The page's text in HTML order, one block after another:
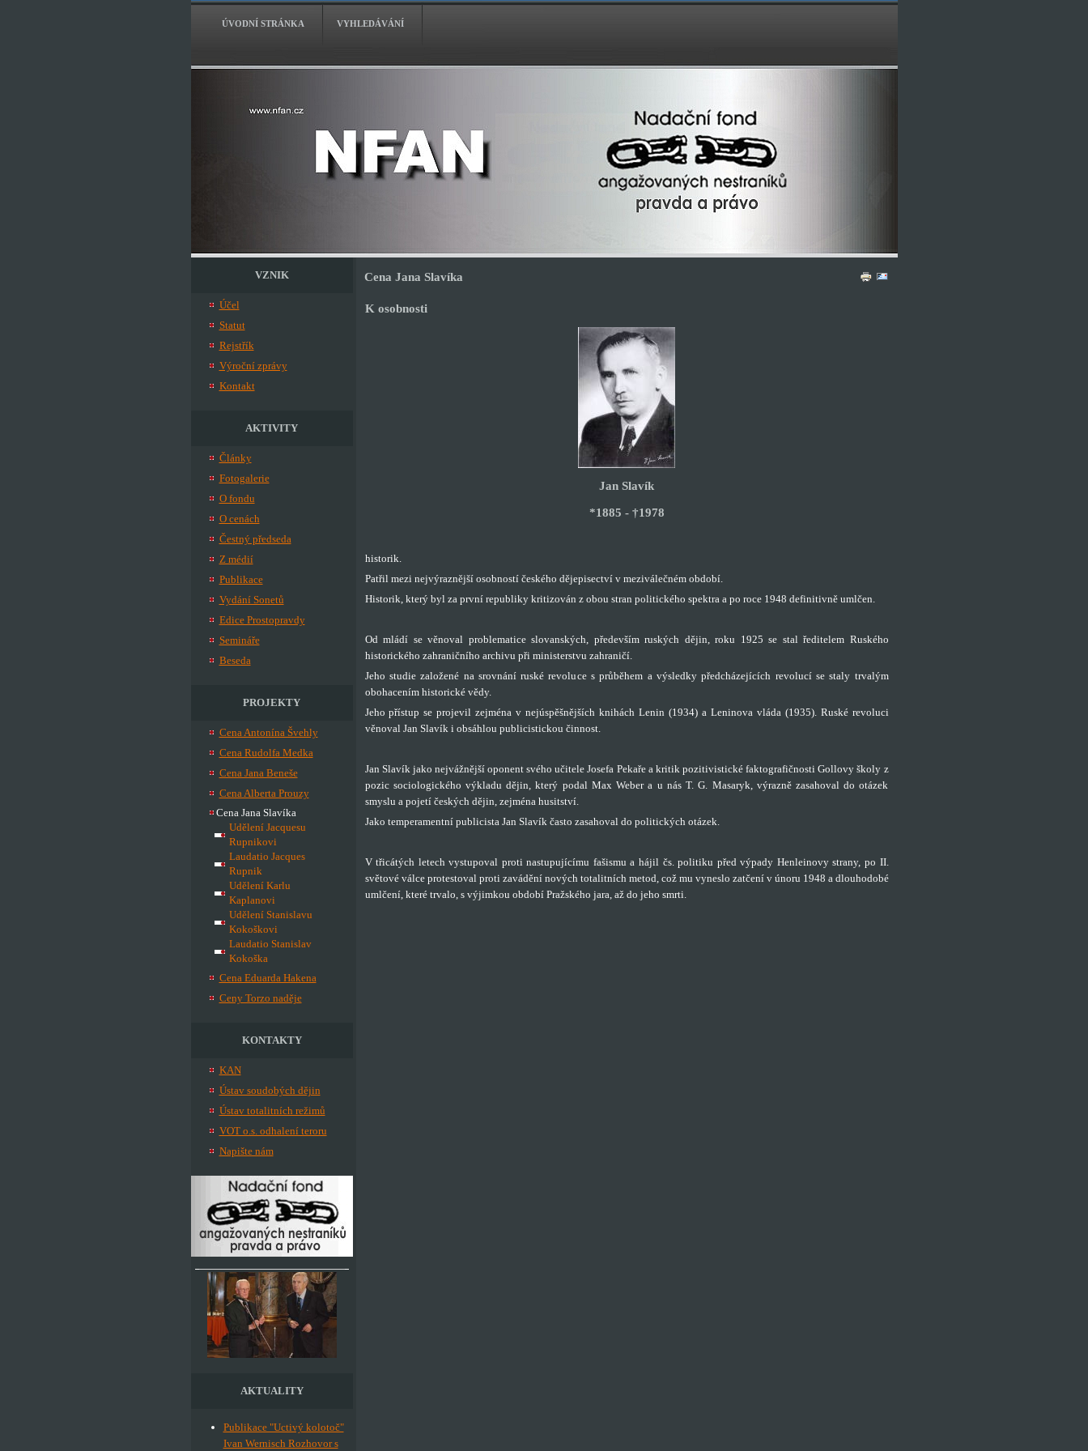
ÚVODNÍ STRÁNKA VYHLEDÁVÁNÍ
VZNIK
Účel
Statut
Rejstřík
Výroční zprávy
Kontakt
AKTIVITY
Články
Fotogalerie
O fondu
O cenách
Čestný předseda
Z médií
Publikace
Vydání Sonetů
Edice Prostopravdy
Semináře
Beseda
PROJEKTY
Cena Antonína Švehly
Cena Rudolfa Medka
Cena Jana Beneše
Cena Alberta Prouzy
Cena Jana Slavíka
Udělení Jacquesu
Rupnikovi
Laudatio Jacques
Rupnik
Udělení Karlu
Kaplanovi
Udělení Stanislavu
Kokoškovi
Laudatio Stanislav
Kokoška
Cena Eduarda Hakena
Ceny Torzo naděje
KONTAKTY
KAN
Ústav soudobých dějin
Ústav totalitních režimů
VOT o.s. odhalení teroru
Napište nám
AKTUALITY
Publikace "Uctivý kolotoč"
Ivan Wernisch Rozhovor s
Cena Jana Slavíka
K osobnosti
Jan Slavík
*1885 - †1978
historik.
Patřil mezi nejvýraznější osobností českého dějepisectví v meziválečném období.
Historik, který byl za první republiky kritizován z obou stran politického spektra a po roce 1948 definitivně umlčen.
Od mládí se věnoval problematice slovanských, především ruských dějin, roku 1925 se stal ředitelem Ruského
historického zahraničního archivu při ministerstvu zahraničí.
Jeho studie založené na srovnání ruské revoluce s průběhem a výsledky předcházejících revolucí se staly trvalým
obohacením historické vědy.
Jeho přístup se projevil zejména v nejúspěšnějších knihách Lenin (1934) a Leninova vláda (1935). Ruské revoluci
věnoval Jan Slavík i obsáhlou publicistickou činnost.
Jan Slavík jako nejvážnější oponent svého učitele Josefa Pekaře a kritik pozitivistické faktografičnosti Gollovy školy z
pozic sociologického výkladu dějin, který podal Max Weber a u nás T. G. Masaryk, výrazně zasahoval do otázek
smyslu a pojetí českých dějin, zejména husitství.
Jako temperamentní publicista Jan Slavík často zasahoval do politických otázek.
V třicátých letech vystupoval proti nastupujícímu fašismu a hájil čs. politiku před výpady Henleinovy strany, po II.
světové válce protestoval proti zavádění nových totalitních metod, což mu vyneslo zatčení v únoru 1948 a dlouhodobé
umlčení, které trvalo, s výjimkou období Pražského jara, až do jeho smrti.